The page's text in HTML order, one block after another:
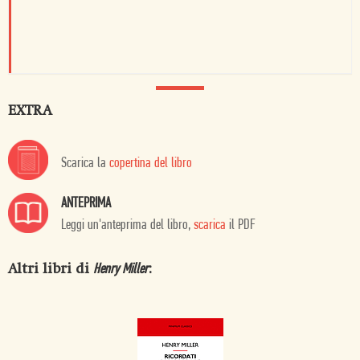
EXTRA
Scarica la copertina del libro
ANTEPRIMA
Leggi un'anteprima del libro, scarica il PDF
Altri libri di Henry Miller: